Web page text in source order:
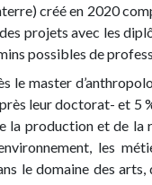
créé en 2020
projets avec les
possibles de
le master
leur doctorat- et
la production et de
les
le domaine des